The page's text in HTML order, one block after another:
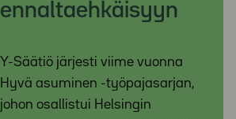
ennaltaehkäisyyn
Y-Säätiö järjesti viime vuonna
Hyvä asuminen -työpajasarjan,
johon osallistui Helsingin